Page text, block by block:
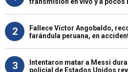
transmisión en vivo y a
2
Fallece Víctor Angobaldo,
farándula peruana, en
3
Intentaron matar a Messi
policial de Estados Unidos